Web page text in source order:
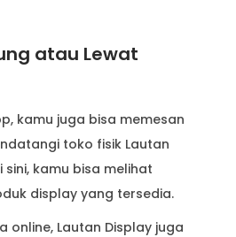
atau Lewat
kamu juga bisa memesan
toko fisik Lautan
sini, kamu bisa melihat
display yang tersedia.
online, Lautan Display juga